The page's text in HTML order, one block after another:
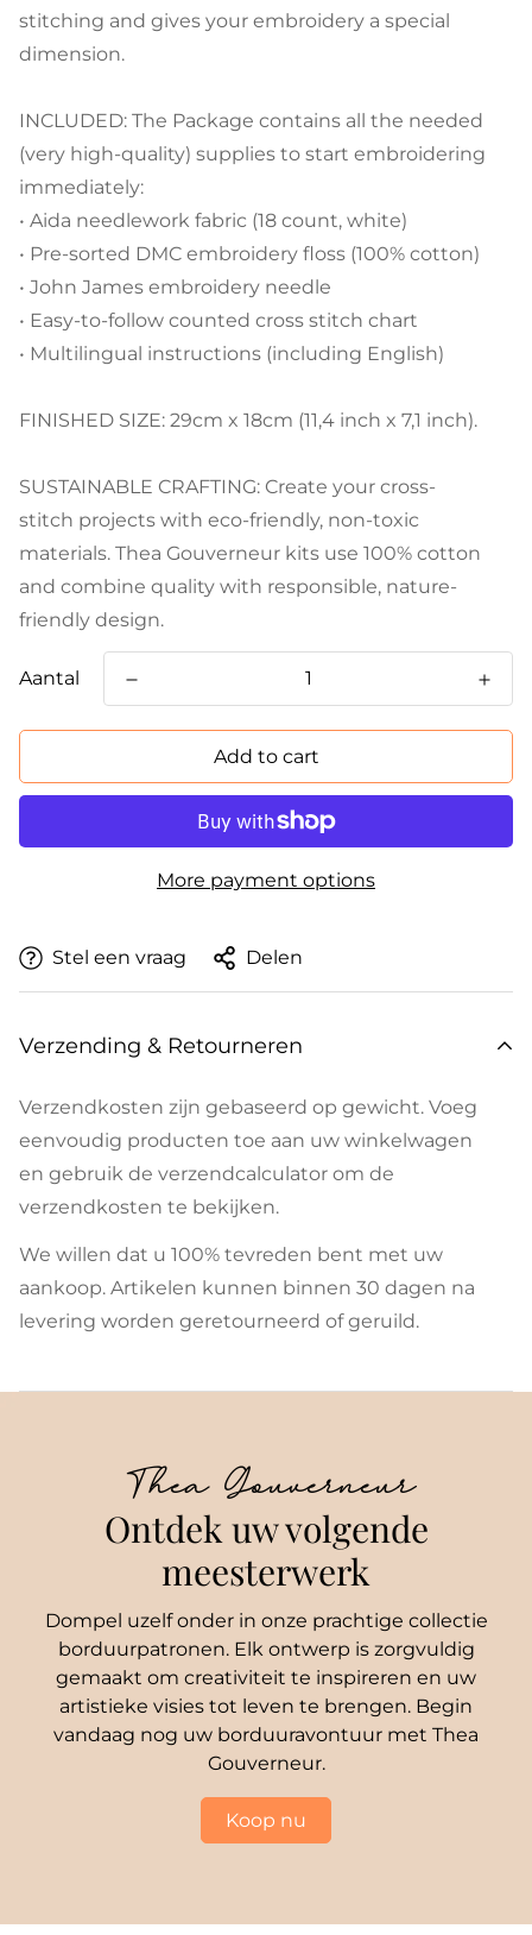
stitching and gives your embroidery a special
dimension.
INCLUDED: The Package contains all the needed
(very high-quality) supplies to start embroidering
immediately:
• Aida needlework fabric (18 count, white)
• Pre-sorted DMC embroidery floss (100% cotton)
• John James embroidery needle
• Easy-to-follow counted cross stitch chart
• Multilingual instructions (including English)
FINISHED SIZE: 29cm x 18cm (11,4 inch x 7,1 inch).
SUSTAINABLE CRAFTING: Create your cross-
stitch projects with eco-friendly, non-toxic
materials. Thea Gouverneur kits use 100% cotton
and combine quality with responsible, nature-
friendly design.
Aantal
Add to cart
More payment options
Stel een vraag Delen
Verzending & Retourneren
Verzendkosten zijn gebaseerd op gewicht. Voeg
eenvoudig producten toe aan uw winkelwagen
en gebruik de verzendcalculator om de
verzendkosten te bekijken.
We willen dat u 100% tevreden bent met uw
aankoop. Artikelen kunnen binnen 30 dagen na
levering worden geretourneerd of geruild.
Thea Gouverneur
Ontdek uw volgende
meesterwerk
Dompel uzelf onder in onze prachtige collectie
borduurpatronen. Elk ontwerp is zorgvuldig
gemaakt om creativiteit te inspireren en uw
artistieke visies tot leven te brengen. Begin
vandaag nog uw borduuravontuur met Thea
Gouverneur.
Koop nu